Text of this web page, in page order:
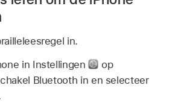
in.
in Instellingen
op
Bluetooth in en selecteer